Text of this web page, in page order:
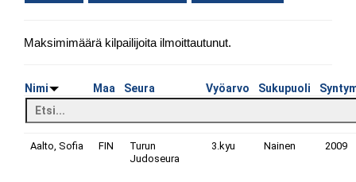
Maksimimäärä kilpailijoita ilmoittautunut.
Nimi Maa Seura Vyöarvo Sukupuoli
Aalto, Sofia FIN
Turun
Judoseura
3.kyu Nainen 2009